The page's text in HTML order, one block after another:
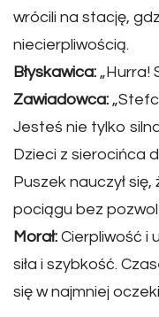
wrócili na stację,
niecierpliwością.
Błyskawica: „Hurra!
Zawiadowca:
Jesteś nie tylko
Dzieci z sierocińca
Puszek nauczył
pociągu bez
Morał: Cierpliwość i
siła i szybkość.
się w najmniej